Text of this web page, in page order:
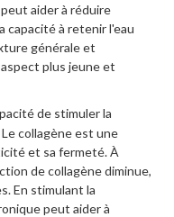
aider à réduire
capacité à retenir l'eau
générale et
plus jeune et
de stimuler la
collagène est une
et sa fermeté. À
de collagène diminue,
En stimulant la
peut aider à